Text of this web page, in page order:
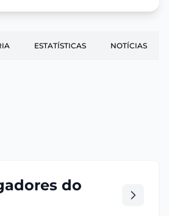
ESTATÍSTICAS NOTÍCIAS
do